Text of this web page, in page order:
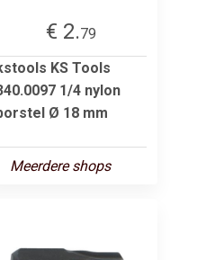
€ 2.79
KS Tools
1/4 nylon
Ø 18 mm
Meerdere shops